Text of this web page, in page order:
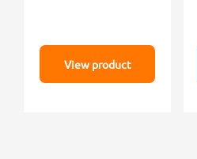
View product